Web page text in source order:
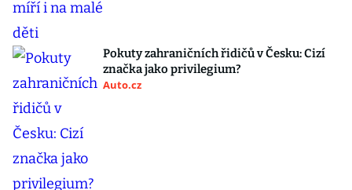
Pokuty zahraničních řidičů v Česku: Cizí
značka jako privilegium?
Auto.cz